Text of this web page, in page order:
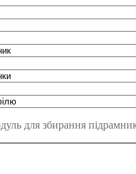
для збирання